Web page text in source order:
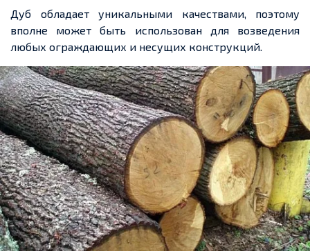
Дуб обладает уникальными качествами, поэтому
вполне может быть использован для возведения
любых ограждающих и несущих конструкций.